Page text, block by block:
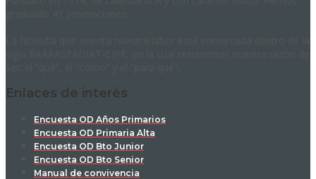
Enlaces de interés
Encuesta OD Años Primarios
Encuesta OD Primaria Alta
Encuesta OD Bto Junior
Encuesta OD Bto Senior
Manual de convivencia